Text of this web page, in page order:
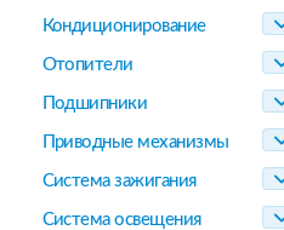
Кондиционирование
Отопители
Подшипники
Приводные механизмы
Система зажигания
Система освещения